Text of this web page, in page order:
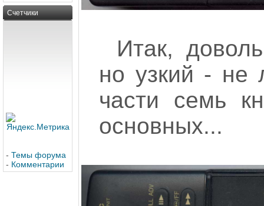
Счетчики
- Темы форума
- Комментарии
Итак,
но узкий - не
части семь
основных...